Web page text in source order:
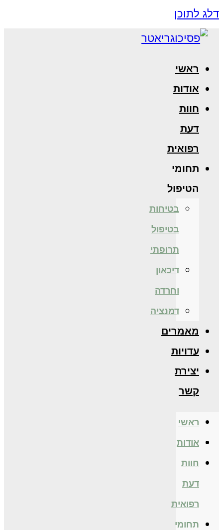
דלג לתוכן
ראשי
אודות
חוות
דעת
רפואית
תחומי
הטיפול
בטיחות
בטיפול
תרופתי
דיכאון
וחרדה
דמנציה
מאמרים
עדויות
יצירת
קשר
ראשי
אודות
חוות
דעת
רפואית
תחומי